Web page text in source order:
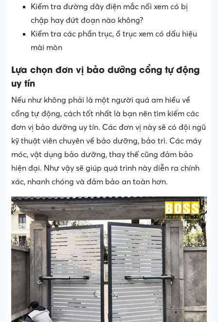
Kiểm tra đường dây điện mắc nối xem có bị
chập hay đứt đoạn nào không?
Kiểm tra các phần trục, ổ trục xem có dấu hiệu
mài mòn
Lựa chọn đơn vị bảo dưỡng cổng tự động
uy tín
Nếu như không phải là một người quá am hiểu về
cổng tự động, cách tốt nhất là bạn nên tìm kiếm các
đơn vị bảo dưỡng uy tín. Các đơn vị này sẽ có đội ngũ
kỹ thuật viên chuyên về bảo dưỡng, bảo trì. Các máy
móc, vật dụng bảo dưỡng, thay thế cũng đảm bảo
hiện đại. Như vậy sẽ giúp quá trình này diễn ra chính
xác, nhanh chóng và đảm bảo an toàn hơn.